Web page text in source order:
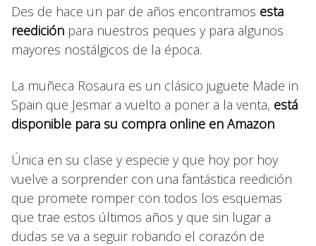
Des de hace un par de años encontramos esta
reedición para nuestros peques y para algunos
mayores nostálgicos de la época.
La muñeca Rosaura es un clásico juguete Made in
Spain que Jesmar a vuelto a poner a la venta, está
disponible para su compra online en Amazon
Única en su clase y especie y que hoy por hoy
vuelve a sorprender con una fantástica reedición
que promete romper con todos los esquemas
que trae estos últimos años y que sin lugar a
dudas se va a seguir robando el corazón de